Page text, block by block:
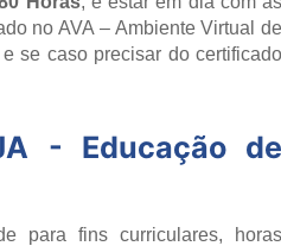
no AVA – Ambiente Virtual de
se caso precisar do certificado
- Educação de
para fins curriculares, horas